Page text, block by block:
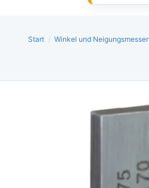
Start / Winkel und Neigungsmesser